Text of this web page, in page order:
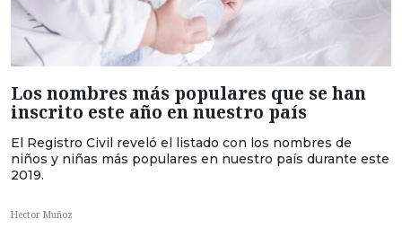
Los nombres más populares que se han
inscrito este año en nuestro país
El Registro Civil reveló el listado con los nombres de
niños y niñas más populares en nuestro país durante este
2019.
Hector Muñoz